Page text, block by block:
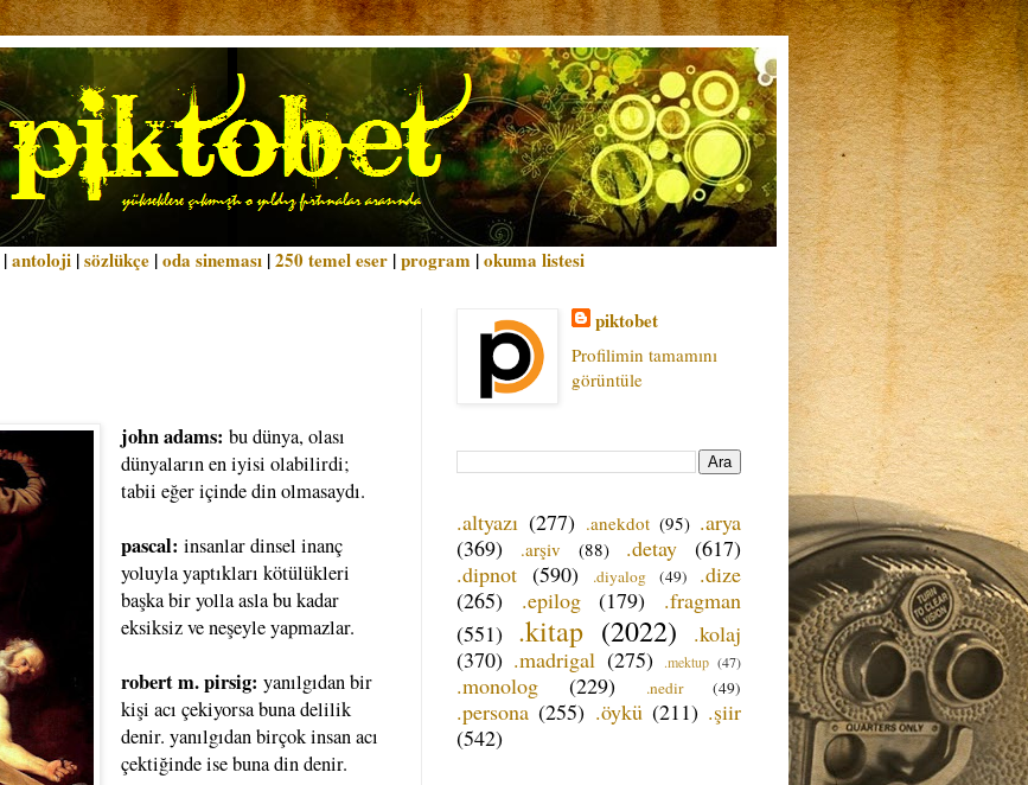
|antoloji |sözlükçe |oda sineması |250 temel eser |program |okuma listesi
john adams: bu dünya, olası
dünyaların en iyisi olabilirdi;
tabii eğer içinde din olmasaydı.
pascal: insanlar dinsel inanç
yoluyla yaptıkları kötülükleri
başka bir yolla asla bu kadar
eksiksiz ve neşeyle yapmazlar.
robert m. pirsig: yanılgıdan bir
kişi acı çekiyorsa buna delilik
denir. yanılgıdan birçok insan acı
çektiğinde ise buna din denir.
piktobet
Profilimin tamamını
görüntüle
.altyazı (277) .anekdot (95) .arya
(369)
.arşiv (88) .detay
(617)
.dipnot (590) .diyalog (49)
.dize
(265)
.epilog (179)
.fragman
(551) .kitap (2022)
.kolaj
(370) .madrigal (275) .mektup (47)
.monolog (229) .nedir (49)
.persona (255) .öykü (211) .şiir
(542)